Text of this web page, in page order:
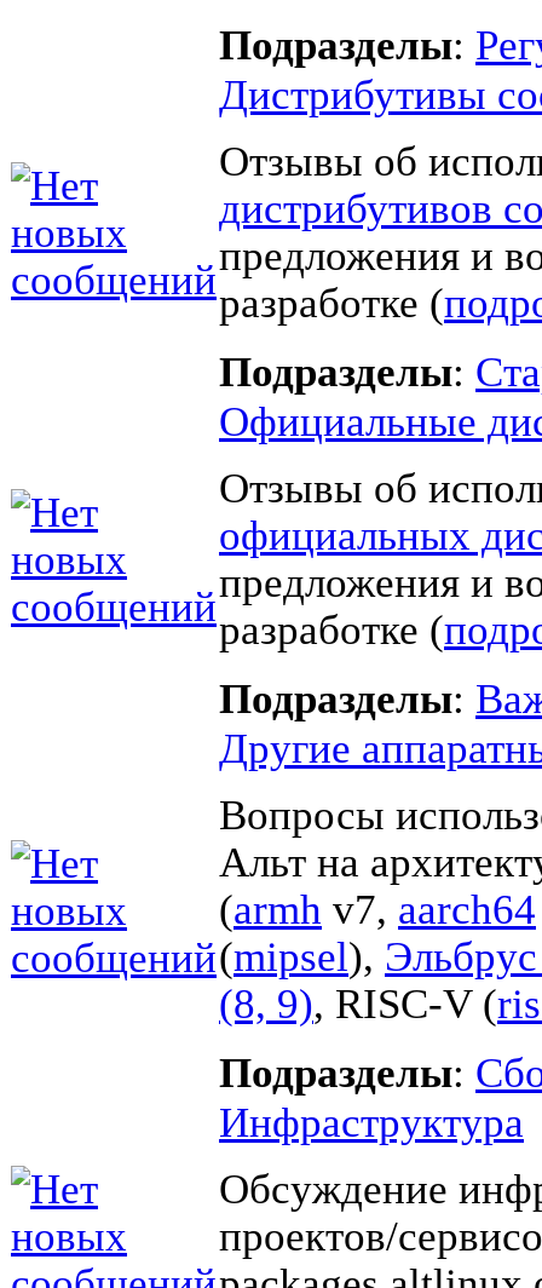
Подразделы:
Дистрибутивы
Отзывы об
дистрибутивов
предложения и
разработке (
Подразделы:
Официальные
Отзывы об
официальных
предложения и
разработке (
Подразделы:
Другие
Вопросы
Альт на
(armh v7, aarch64
(mipsel),
(8, 9), RISC-V (
Подразделы:
Инфраструктура
Обсуждение
проектов/